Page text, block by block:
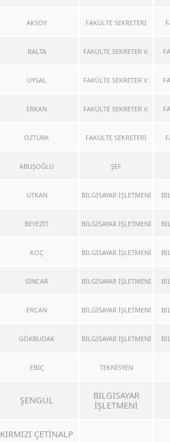
AKSOY FAKÜLTE SEKRETERİ
BALTA FAKÜLTE SEKRETER V.
UYSAL FAKÜLTE SEKRETER V.
ERKAN FAKÜLTE SEKRETER V.
ÖZTÜRK FAKÜLTE SEKRETERİ
ABUŞOĞLU ŞEF
UTKAN BİLGİSAYAR İŞLETMENİ
BEYEZİT BİLGİSAYAR İŞLETMENİ
KOÇ BİLGİSAYAR İŞLETMENİ
SİNCAR BİLGİSAYAR İŞLETMENİ
ERCAN BİLGİSAYAR İŞLETMENİ
GÖKBUDAK BİLGİSAYAR İŞLETMENİ
EBİÇ TEKNİSYEN
ŞENGÜL
BİLGİSAYAR
İŞLETMENİ
KIRMIZI ÇETİNALP